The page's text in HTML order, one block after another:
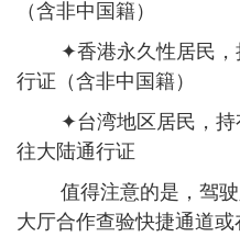
（含非中国籍）
✦香港永久性居民，
行证（含非中国籍）
✦台湾地区居民，持
往大陆通行证
值得注意的是，驾驶
大厅合作查验快捷通道